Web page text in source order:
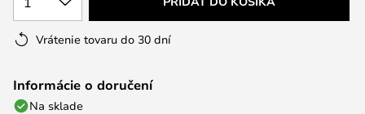
Vrátenie tovaru do 30 dní
Informácie o doručení
Na sklade